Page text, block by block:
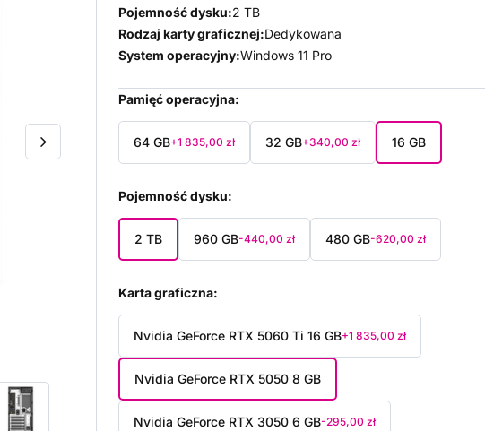
Pojemność dysku:2 TB
Rodzaj karty graficznej:Dedykowana
System operacyjny:Windows 11 Pro
Pamięć operacyjna
64 GB+1 835,00 zł 32 GB+340,00 zł 16 GB
Pojemność dysku
2 TB 960 GB-440,00 zł 480 GB-620,00 zł
Karta graficzna
Nvidia GeForce RTX 5060 Ti 16 GB+1 835,00 zł
Nvidia GeForce RTX 5050 8 GB
Nvidia GeForce RTX 3050 6 GB-295,00 zł